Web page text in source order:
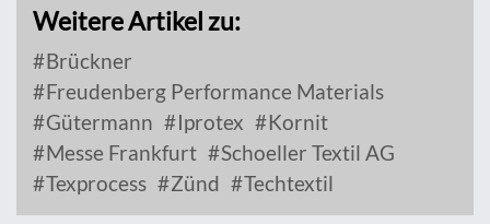
Weitere Artikel zu:
Brückner
Freudenberg Performance Materials
Gütermann
Iprotex
Kornit
Messe Frankfurt
Schoeller Textil AG
Texprocess
Zünd Techtextil